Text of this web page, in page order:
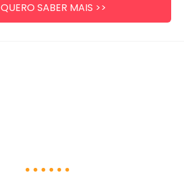
QUERO SABER MAIS >>